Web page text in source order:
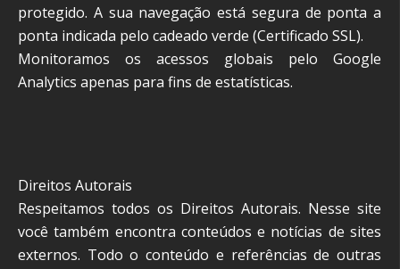
protegido. A sua navegação está segura de ponta a
ponta indicada pelo cadeado verde (Certificado SSL).
Monitoramos os acessos globais pelo Google
Analytics apenas para fins de estatísticas.
Direitos Autorais
Respeitamos todos os Direitos Autorais. Nesse site
você também encontra conteúdos e notícias de sites
externos. Todo o conteúdo e referências de outras